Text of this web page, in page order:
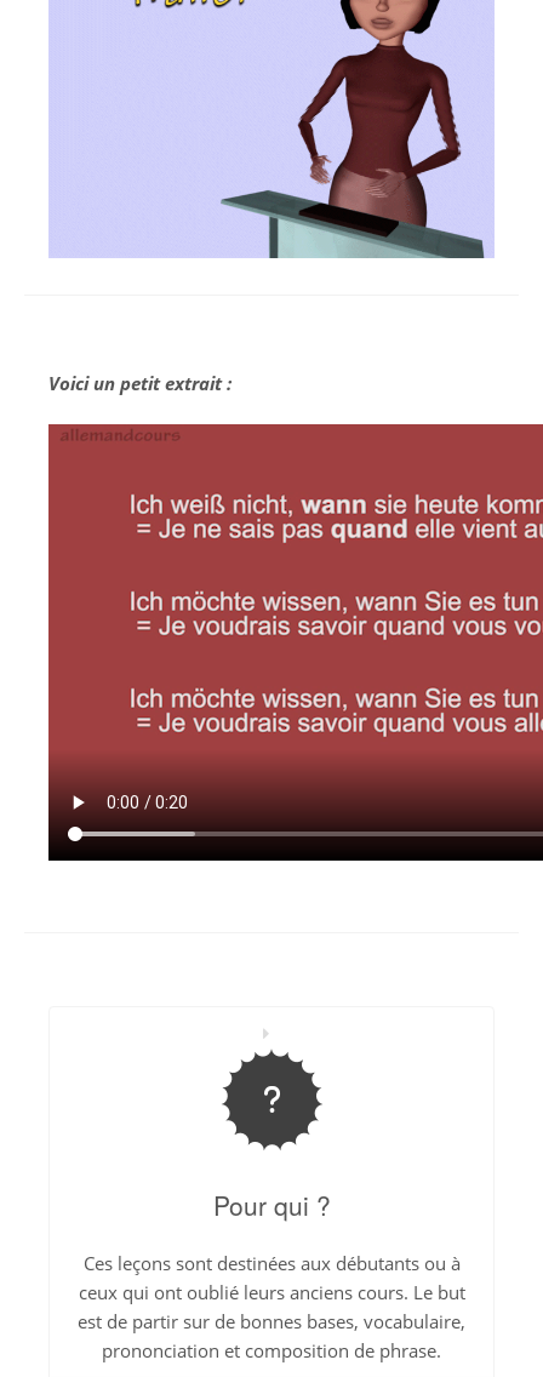
Voici un petit extrait :
Pour qui ?
Ces leçons sont destinées aux débutants ou à
ceux qui ont oublié leurs anciens cours. Le but
est de partir sur de bonnes bases, vocabulaire,
prononciation et composition de phrase.